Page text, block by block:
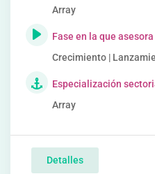
Array
Fase en la que asesora
Crecimiento |
Especialización
Array
Detalles